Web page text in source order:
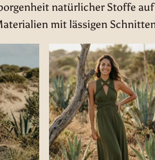
natürlicher Stoffe
mit lässigen